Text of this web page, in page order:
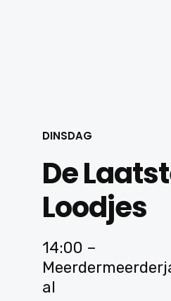
DINSDAG
De
Loodjes
14:00 –
al